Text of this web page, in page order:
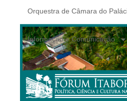
Orquestra de Câmara do
Informação e Comunicação